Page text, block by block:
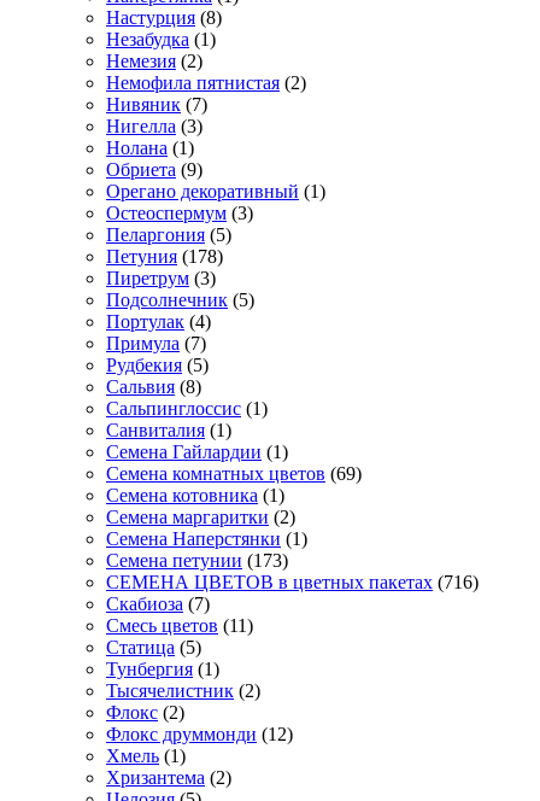
Настурция (8)
Незабудка (1)
Немезия (2)
Немофила пятнистая (2)
Нивяник (7)
Нигелла (3)
Нолана (1)
Обриета (9)
Орегано декоративный (1)
Остеоспермум (3)
Пеларгония (5)
Петуния (178)
Пиретрум (3)
Подсолнечник (5)
Портулак (4)
Примула (7)
Рудбекия (5)
Сальвия (8)
Сальпинглоссис (1)
Санвиталия (1)
Семена Гайлардии (1)
Семена комнатных цветов (69)
Семена котовника (1)
Семена маргаритки (2)
Семена Наперстянки (1)
Семена петунии (173)
СЕМЕНА ЦВЕТОВ в цветных пакетах (716)
Скабиоза (7)
Смесь цветов (11)
Статица (5)
Тунбергия (1)
Тысячелистник (2)
Флокс (2)
Флокс друммонди (12)
Хмель (1)
Хризантема (2)